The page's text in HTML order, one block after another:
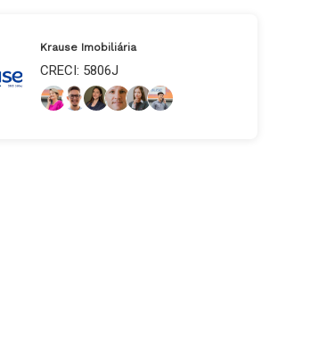
Krause Imobiliária
CRECI: 5806J